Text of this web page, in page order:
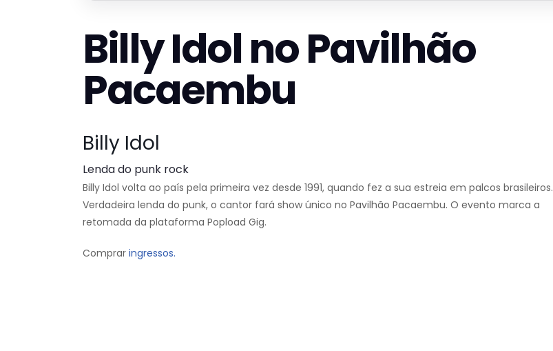
Billy Idol no Pavilhão
Pacaembu
Billy Idol
Lenda do punk rock
Billy Idol volta ao país pela primeira vez desde 1991, quando fez a sua estreia em palcos brasileiros.
Verdadeira lenda do punk, o cantor fará show único no Pavilhão Pacaembu. O evento marca a
retomada da plataforma Popload Gig.
Comprar ingressos.